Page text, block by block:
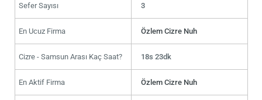
Sefer Sayısı 3
En Ucuz Firma Özlem Cizre Nuh
Cizre - Samsun Arası Kaç Saat? 18s 23dk
En Aktif Firma Özlem Cizre Nuh